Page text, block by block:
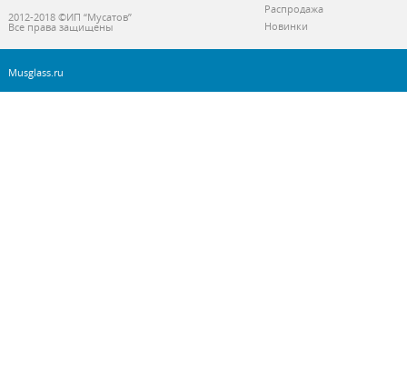
2012-2018 ©ИП “Мусатов”
Все права защищены
Распродажа
Новинки
Musglass.ru